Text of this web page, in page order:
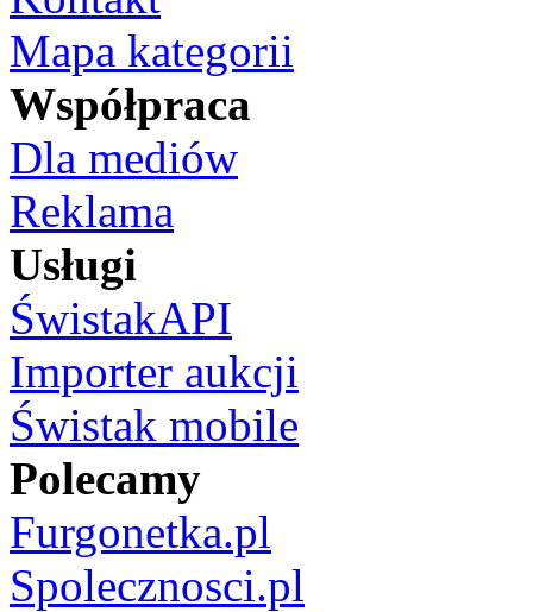
Mapa kategorii
Współpraca
Dla mediów
Reklama
Usługi
ŚwistakAPI
Importer aukcji
Świstak mobile
Polecamy
Furgonetka.pl
Spolecznosci.pl